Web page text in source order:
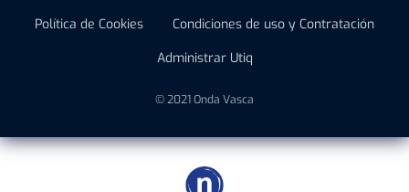
Política de Cookies
Condiciones de uso y Contratación
Administrar Utiq
© 2021 Onda Vasca